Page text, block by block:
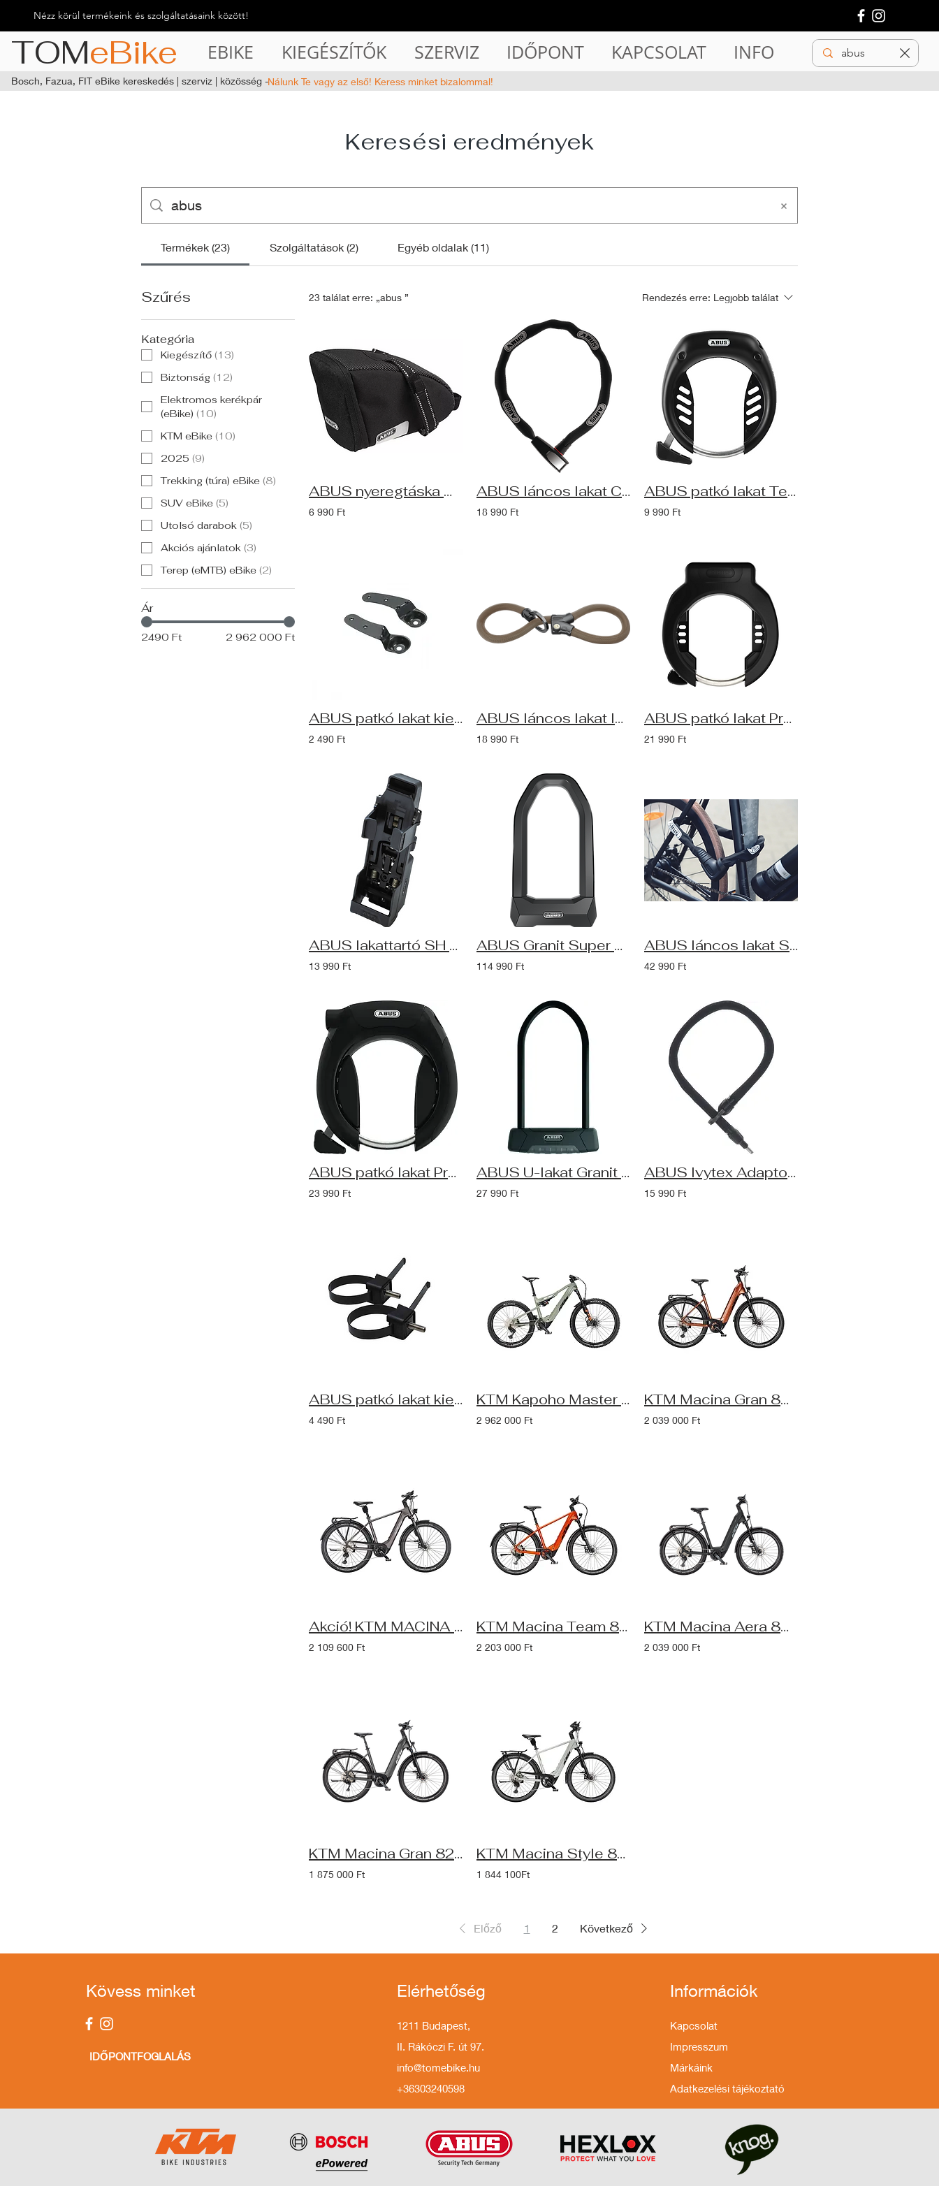
Nézz körül termékeink és szolgáltatásaink között!
EBIKE KIEGÉSZÍTŐK SZERVIZ IDŐPONT KAPCSOLAT INFO
Bosch, Fazua, FIT eBike kereskedés | szerviz | közösség -Nálunk Te vagy az első! Keress minket bizalommal!
TOMeBike
Keresési eredmények
Termékek (23) Szolgáltatások (2) Egyéb oldalak (11)
Szűrés
Kategória
Kiegészítő (13)
Biztonság (12)
Elektromos kerékpár
(eBike) (10)
KTM eBike (10)
2025 (9)
Trekking (túra) eBike (8)
SUV eBike (5)
Utolsó darabok (5)
Akciós ajánlatok (3)
Terep (eMTB) eBike (2)
Ár
2490 Ft 2 962 000 Ft
23 találat erre: „abus ” Rendezés erre: Legjobb találat
ABUS nyeregtáska ST 8130 S Oryde
6 990 Ft
ABUS láncos lakat Catena 6806K/110, fekete
18 990 Ft
ABUS patkó lakat Tectic 496 (NR) - kulcsot nem tartja meg
9 990 Ft
ABUS patkó lakat kiegészítő szélesítő távtartó (2db)
2 490 Ft
ABUS láncos lakat Infinity Loop 1806/140, autumn orange
18 990 Ft
ABUS patkó lakat Pro Amparo 4750XL (NR) - kulcsot nem tartja meg
21 990 Ft
ABUS lakattartó SH FL hajtogathatós lakatokhoz Fidlock TWIST bringa adapterhez
13 990 Ft
ABUS Granit Super Extreme 2500 U-lakat HB230, XPlus zárszerkezettel, US
114 990 Ft
ABUS láncos lakat Steel-O-Chain 9808K/110, XPlus zárszerkezettel, fekete
42 990 Ft
ABUS patkó lakat Pro Shield XPlus 5955 (NR) - kulcsot nem tartja meg
23 990 Ft
ABUS U-lakat Granit Plus 470/150 HB230, Plus zárszerkezettel, SH B tartóval
27 990 Ft
ABUS Ivytex Adaptor Chain 6KS/85 kiegészítő lánc patkó zárhoz, Alarmbox 2.0-hoz
15 990 Ft
ABUS patkó lakat kiegészítő LH pántos adapter, fúrt lyuk hiányában is felszerelh
4 490 Ft
KTM Kapoho Master ABS Smart System eBike (2025), sage green
2 962 000 Ft
KTM Macina Gran 810 ABS 29 Smart System eBike (2025), terra
2 039 000 Ft
Akció! KTM MACINA GRAN 710 ABS Smart System eBike (2024), elderberry matt
2 109 600 Ft
KTM Macina Team 892 LFC ABS Smart System eBike (2025), burnt orange
2 203 000 Ft
KTM Macina Aera 872 LFC ABS Smart System eBike (2025), machine grey
2 039 000 Ft
KTM Macina Gran 820 ABS 29 Smart System eBike (2025), machine grey
1 875 000 Ft
KTM Macina Style 820 ABS Smart System eBike (2025), dew silver matt
1 844 100Ft
Előző 1 2 Következő
Kövess minket
IDŐPONTFOGLALÁS
Elérhetőség
1211 Budapest,
II. Rákóczi F. út 97.
info@tomebike.hu
+36303240598
Információk
Kapcsolat
Impresszum
Márkáink
Adatkezelési tájékoztató